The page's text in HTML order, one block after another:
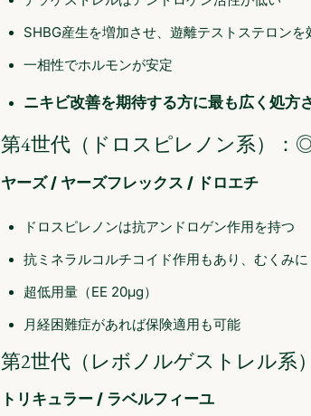
SHBG産生を増加させ、遊離テストステロンを
一相性でホルモンが安定
ニキビ改善を期待する方に最も広く処方
第4世代（ドロスピレノン系）：
ヤーズ / ヤーズフレックス / ドロエチ
ドロスピレノンは抗アンドロゲン作用を持つ
抗ミネラルコルチコイド作用もあり、むくみに
超低用量（EE 20μg）
月経困難症があれば保険適用も可能
第2世代（レボノルゲストレル系
トリキュラー / ラベルフィーユ